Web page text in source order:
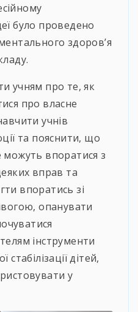
було проведено
здоров’я
учням про те, як
про власне
учнів
та пояснити, що
впоратися з
вправ та
впоратись зі
опанувати
інструменти
дітей,
у